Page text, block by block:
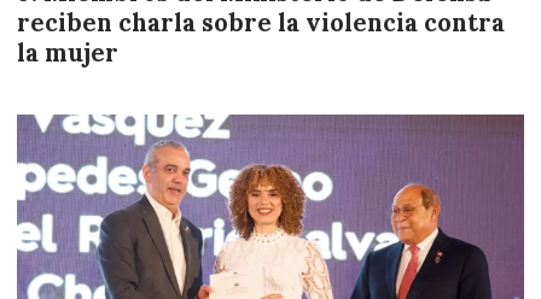
reciben charla sobre la violencia contra
la mujer